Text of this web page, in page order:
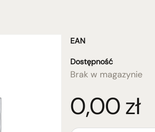
EAN
Dostępność
Brak w magazynie
0,00zł